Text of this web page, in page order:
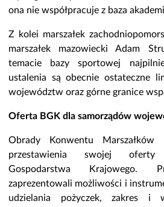
ona nie współpracuje z baza
Z kolei marszałek
marszałek mazowiecki Adam
temacie bazy sportowej
ustalenia są obecnie ostateczne
województw oraz górne granice
Oferta BGK dla samorządów
Obrady Konwentu
przestawienia swojej oferty
Gospodarstwa Krajowego.
zaprezentowali możliwości i
udzielania pożyczek, zakres i